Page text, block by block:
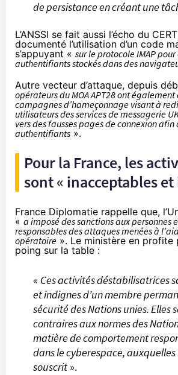
de persistance en créant une
L’ANSSI se fait aussi l’écho du
documenté l’utilisation d’un code
s’appuyant « sur le protocole IMAP
authentifiants stockés dans des
Autre vecteur d’attaque, depuis
opérateurs du MOA APT28 ont
campagnes d’hameçonnage visant à
utilisateurs des services de messagerie
vers des fausses pages de connexion afin
authentifiants ».
Pour la France, les
sont « inacceptables
France Diplomatie rappelle que,
« a imposé des sanctions aux personnes
responsables des attaques menées à
opératoire ». Le ministère en profite
poing sur la table :
« Ces activités déstabilisatrices
et indignes d’un membre
sécurité des Nations unies. Elles
contraires aux normes des
matière de comportement
dans le cyberespace, auxquelles
souscrit ».